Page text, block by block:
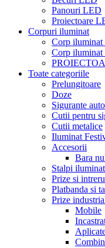
Panouri LED
Proiectoare
Corpuri iluminat
Corp iluminat
Corp iluminat
Toate categoriile
Prelungitoare
Doze
Sigurante
Cutii pentru
Cutii metalice
Iluminat
Accesorii
Bara
Stalpi iluminat
Prize si
Platbanda si
Prize
Mobile